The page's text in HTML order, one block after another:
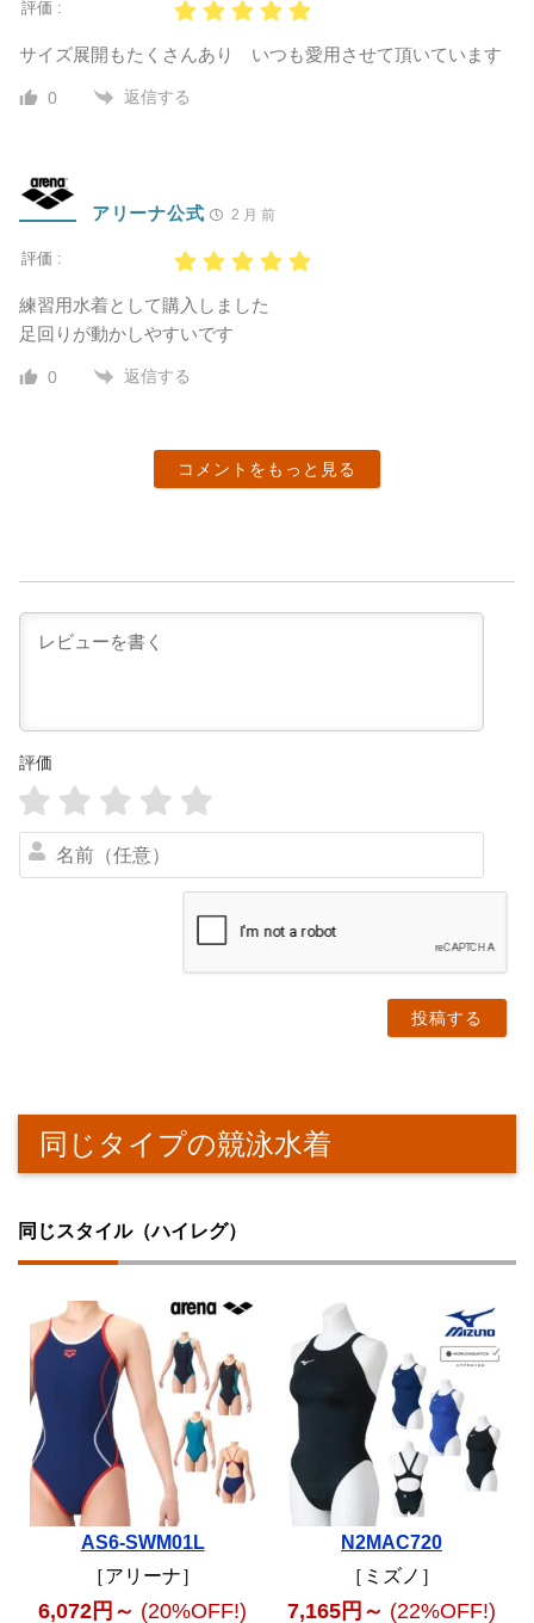
評価 :
サイズ展開もたくさんあり いつも愛用させて頂いています
0 返信する
アリーナ公式 2 月 前
評価 :
練習用水着として購入しました
足回りが動かしやすいです
0 返信する
コメントをもっと見る
評価
（
意
同じタイプの競泳水着
同じスタイル（ハイレグ）
AS6-SWM01L
［アリーナ］
6,072円～ (20%OFF!)
N2MAC720
［ミズノ］
7,165円～ (22%OFF!)